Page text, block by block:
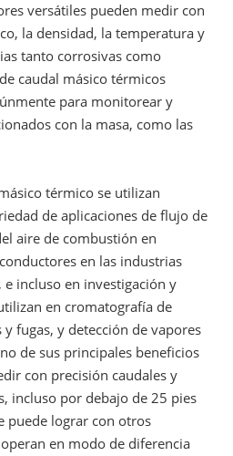
versátiles pueden medir con
la densidad, la temperatura y
tanto corrosivas como
caudal másico térmicos
para monitorear y
con la masa, como las
térmico se utilizan
de aplicaciones de flujo de
aire de combustión en
en las industrias
incluso en investigación y
en cromatografía de
fugas, y detección de vapores
de sus principales beneficios
con precisión caudales y
incluso por debajo de 25 pies
puede lograr con otros
en modo de diferencia